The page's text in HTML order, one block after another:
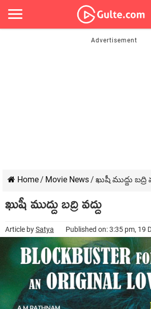
Home/ Movie News/ ఖుషీ ముద్దు బద్రి
ఖుషీ ముద్దు బద్రి వద్దు
Article bySatya Published on: 3:35 pm, 19